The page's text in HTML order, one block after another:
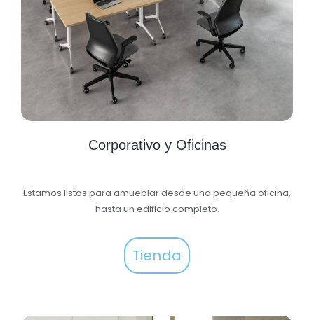
Corporativo y Oficinas
Estamos listos para amueblar desde una pequeña oficina,
hasta un edificio completo.
Tienda